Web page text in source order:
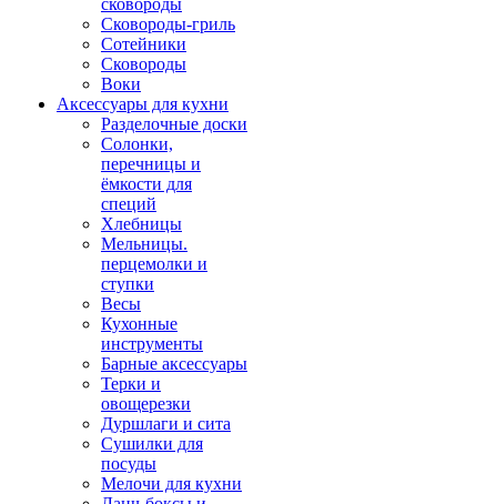
сковороды
Сковороды-гриль
Сотейники
Сковороды
Воки
Аксессуары для кухни
Разделочные доски
Солонки,
перечницы и
ёмкости для
специй
Хлебницы
Мельницы.
перцемолки и
ступки
Весы
Кухонные
инструменты
Барные аксессуары
Терки и
овощерезки
Дуршлаги и сита
Сушилки для
посуды
Мелочи для кухни